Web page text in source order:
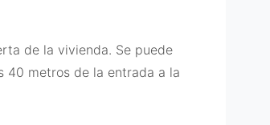
de la vivienda. Se puede
40 metros de la entrada a la